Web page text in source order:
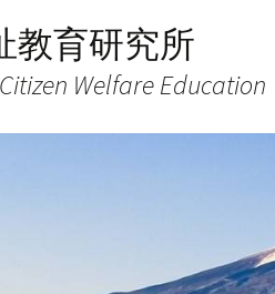
教育研究所
Welfare Education